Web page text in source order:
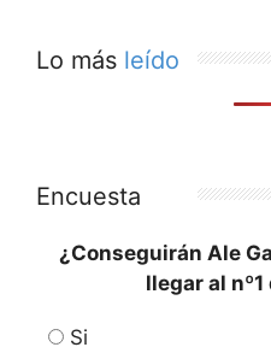
Lo más leído
Encuesta
¿Conseguirán Ale
llegar al
Si